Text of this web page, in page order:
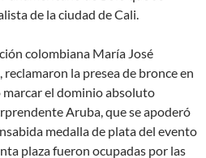
de la ciudad de Cali.
colombiana María José
la presea de bronce en
el dominio absoluto
Aruba, que se apoderó
medalla de plata del evento
plaza fueron ocupadas por las